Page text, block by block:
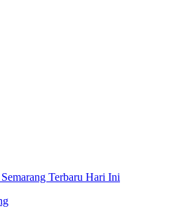
Terbaru Hari Ini